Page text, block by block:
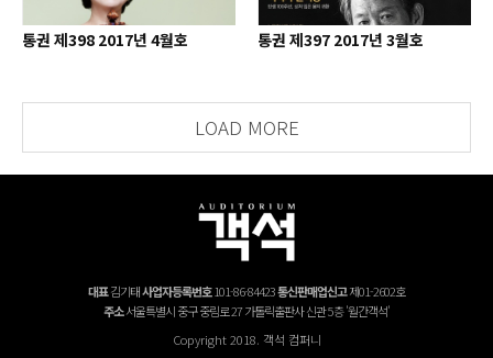
통권 제398 2017년 4월호 통권 제397 2017년 3월호
LOAD MORE
대표김기태사업자등록번호101-86-84423통신판매업신고제01-2602호
주소서울특별시 중구 중림로 27 가톨릭출판사 신관 5층 '월간객석'
Copyright 2018. 객석 컴퍼니